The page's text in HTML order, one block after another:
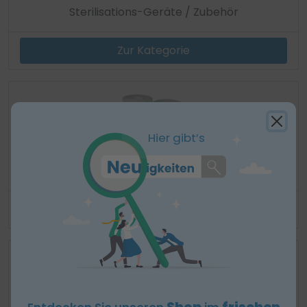
Sterilisations-Geräte / Zubehör
Zur Kategorie
Sterilisations-Verbrauchsmaterial
Zur Kategorie
Hier gibt’s